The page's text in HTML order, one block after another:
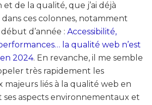
de la qualité, que j’ai déjà
ces colonnes, notamment
d’année : Accessibilité,
la qualité web n’est
2024. En revanche, il me semble
très rapidement les
liés à la qualité web en
aspects environnementaux et